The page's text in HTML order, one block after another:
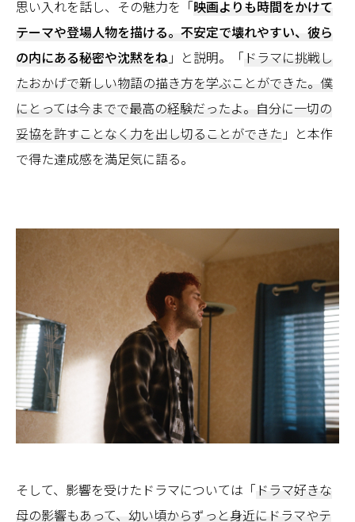
思い入れを話し、その魅力を「映画よりも時間をかけて
テーマや登場人物を描ける。不安定で壊れやすい、彼ら
の内にある秘密や沈黙をね 」と説明。「ドラマに挑戦し
たおかげで新しい物語の描き方を学ぶことができた。僕
にとっては今までで最高の経験だったよ。自分に一切の
妥協を許すことなく力を出し切ることができた 」と本作
で得た達成感を満足気に語る。
そして、影響を受けたドラマについては「ドラマ好きな
母の影響もあって、幼い頃からずっと身近にドラマやテ